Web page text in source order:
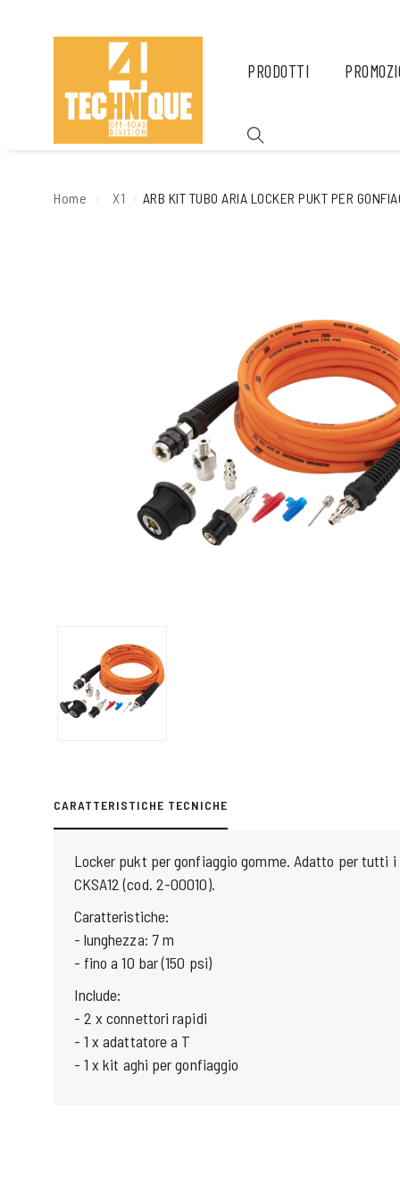
PRODOTTI
Home X1 ARB KIT TUBO ARIA LOCKER PUKT PER
CARATTERISTICHE TECNICHE
Locker pukt per gonfiaggio gomme. Adatto per tutti
CKSA12 (cod. 2-00010).
Caratteristiche:
- lunghezza: 7 m
- fino a 10 bar (150 psi)
Include:
- 2 x connettori rapidi
- 1 x adattatore a T
- 1 x kit aghi per gonfiaggio